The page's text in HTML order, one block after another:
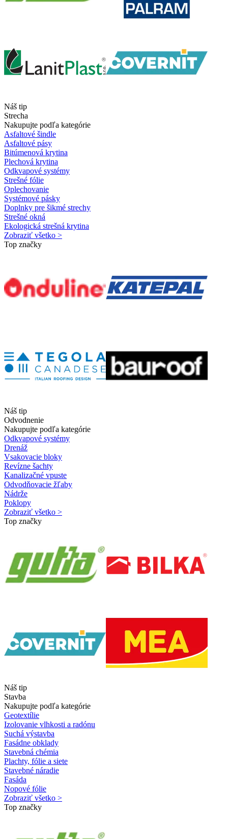
Náš tip
Strecha
Nakupujte podľa kategórie
Asfaltové šindle
Asfaltové pásy
Bitúmenová krytina
Plechová krytina
Odkvapové systémy
Strešné fólie
Oplechovanie
Systémové pásky
Doplnky pre šikmé strechy
Strešné okná
Ekologická strešná krytina
Zobraziť všetko >
Top značky
Náš tip
Odvodnenie
Nakupujte podľa kategórie
Odkvapové systémy
Drenáž
Vsakovacie bloky
Revízne šachty
Kanalizačné vpuste
Odvodňovacie žľaby
Nádrže
Poklopy
Zobraziť všetko >
Top značky
Náš tip
Stavba
Nakupujte podľa kategórie
Geotextílie
Izolovanie vlhkosti a radónu
Suchá výstavba
Fasádne obklady
Stavebná chémia
Plachty, fólie a siete
Stavebné náradie
Fasáda
Nopové fólie
Zobraziť všetko >
Top značky